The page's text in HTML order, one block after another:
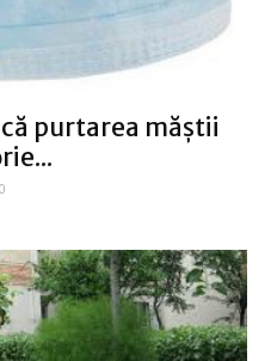
purtarea măștii